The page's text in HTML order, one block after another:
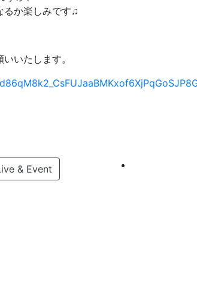
るか楽しみです♫
いたします。
& Event